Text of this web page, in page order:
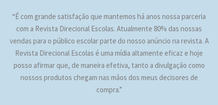
“É com grande satisfação que mantemos há anos nossa parceria
com a Revista Direcional Escolas. Atualmente 80% das nossas
vendas para o público escolar parte do nosso anúncio na revista. A
Revista Direcional Escolas é uma mídia altamente eficaz e hoje
posso afirmar que, de maneira efetiva, tanto a divulgação como
nossos produtos chegam nas mãos dos meus decisores de
compra.”